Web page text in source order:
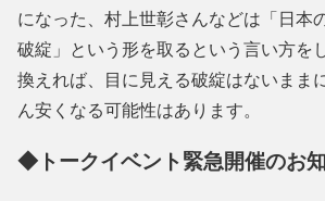
になった、村上世彰さんなどは「日本
破綻」という形を取るという言い方を
換えれば、目に見える破綻はないまま
ん安くなる可能性はあります。
◆トークイベント緊急開催のお